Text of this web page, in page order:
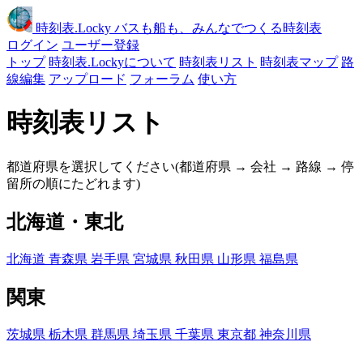
時刻表.Locky バスも船も、みんなでつくる時刻表
ログイン ユーザー登録
トップ 時刻表.Lockyについて 時刻表リスト 時刻表マップ 路
線編集 アップロード フォーラム 使い方
時刻表リスト
都道府県を選択してください(都道府県 → 会社 → 路線 → 停
留所の順にたどれます)
北海道・東北
北海道 青森県 岩手県 宮城県 秋田県 山形県 福島県
関東
茨城県 栃木県 群馬県 埼玉県 千葉県 東京都 神奈川県